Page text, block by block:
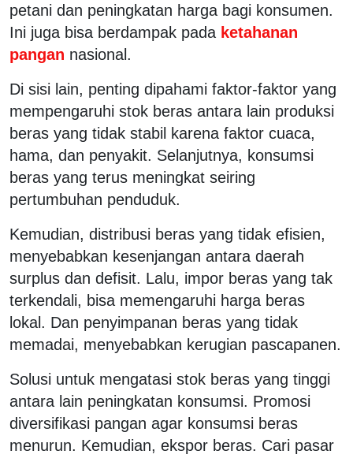
petani dan peningkatan harga bagi konsumen.
Ini juga bisa berdampak pada ketahanan
pangan nasional.
Di sisi lain, penting dipahami faktor-faktor yang
mempengaruhi stok beras antara lain produksi
beras yang tidak stabil karena faktor cuaca,
hama, dan penyakit. Selanjutnya, konsumsi
beras yang terus meningkat seiring
pertumbuhan penduduk.
Kemudian, distribusi beras yang tidak efisien,
menyebabkan kesenjangan antara daerah
surplus dan defisit. Lalu, impor beras yang tak
terkendali, bisa memengaruhi harga beras
lokal. Dan penyimpanan beras yang tidak
memadai, menyebabkan kerugian pascapanen.
Solusi untuk mengatasi stok beras yang tinggi
antara lain peningkatan konsumsi. Promosi
diversifikasi pangan agar konsumsi beras
menurun. Kemudian, ekspor beras. Cari pasar